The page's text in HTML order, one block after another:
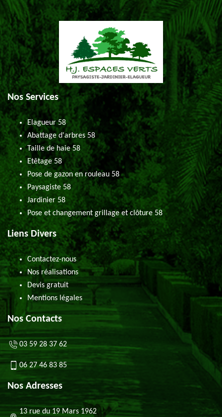
Nos Services
Elagueur 58
Abattage d'arbres 58
Taille de haie 58
Etêtage 58
Pose de gazon en rouleau 58
Paysagiste 58
Jardinier 58
Pose et changement grillage et clôture 58
Liens Divers
Contactez-nous
Nos réalisations
Devis gratuit
Mentions légales
Nos Contacts
03 59 28 37 62
06 27 46 83 85
Nos Adresses
13 rue du 19 Mars 1962